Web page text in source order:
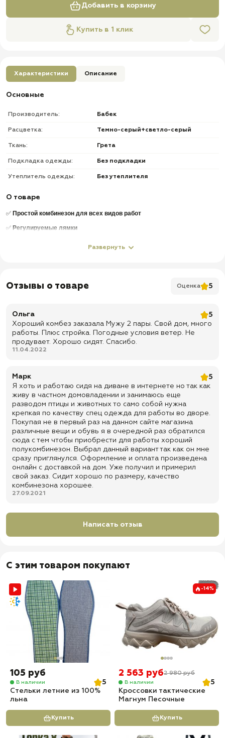
Добавить в корзину
Купить в 1 клик
Характеристики Описание
Основные
Производитель: Бабек
Расцветка: Темно-серый+светло-серый
Ткань: Грета
Подкладка одежды: Без подкладки
Утеплитель одежды: Без утеплителя
О товаре
✅ Простой комбинезон для всех видов работ
✅ Регулируемые лямки
Развернуть
Отзывы о товаре Оценка 5
Ольга
5
Хороший комбез заказала Мужу 2 пары. Свой дом, много
работы. Плюс стройка. Погодные условия ветер. Не
продувает. Хорошо сидят. Спасибо.
11.04.2022
Марк
5
Я хоть и работаю сидя на диване в интернете но так как
живу в частном домовладении и занимаюсь еще
разводом птицы и животных то само собой нужна
крепкая по качеству спец одежда для работы во дворе.
Покупая не в первый раз на данном сайте магазина
различные вещи и обувь я в очередной раз обратился
сюда с тем чтобы приобрести для работы хороший
полукомбинезон. Выбрал данный вариант так как он мне
сразу приглянулся. Оформление и оплата произведена
онлайн с доставкой на дом. Уже получил и примерил
свой заказ. Сидит хорошо по размеру, качество
комбинезона хорошее.
27.09.2021
Написать отзыв
С этим товаром покупают
105 руб
В наличии
5
Стельки летние из 100%
льна
Купить
-14%
2 563 руб2 980 руб
В наличии
5
Кроссовки тактические
Магнум Песочные
Купить